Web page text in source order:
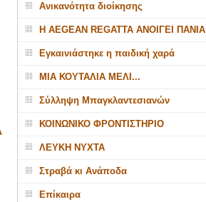
Ανικανότητα διοίκησης
Η AEGEAN REGATTA ΑΝΟΙΓΕΙ ΠΑΝΙΑ
Εγκαινιάστηκε η παιδική χαρά
ΜΙΑ ΚΟΥΤΑΛΙΑ ΜΕΛΙ...
Σύλληψη Μπαγκλαντεσιανών
ΚΟΙΝΩΝΙΚΟ ΦΡΟΝΤΙΣΤΗΡΙΟ
ΛΕΥΚΗ ΝΥΧΤΑ
Στραβά κι Ανάποδα
Επίκαιρα